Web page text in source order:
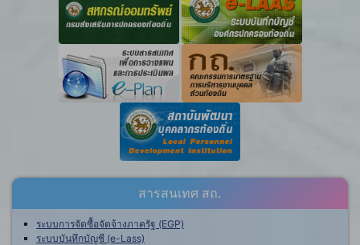
สารสนเทศ สถ.
ระบบการจัดซื้อจัดจ้างภาครัฐ (EGP)
ระบบบันทึกบัญชี (e-Lass)